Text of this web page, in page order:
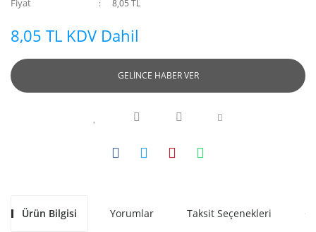
Fiyat 8,05 TL
8,05 TL KDV Dahil
GELİNCE HABER VER
Ürün Bilgisi Yorumlar Taksit Seçenekleri